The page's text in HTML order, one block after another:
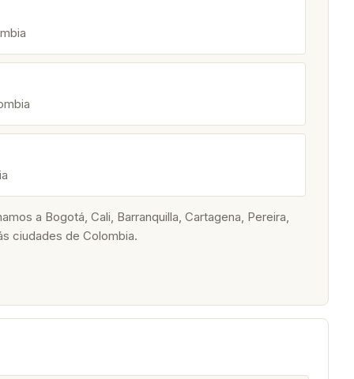
a Bogotá, Cali, Barranquilla, Cartagena, Pereira,
ciudades de Colombia.